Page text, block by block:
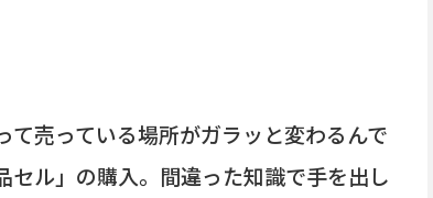
売っている場所がガラッと変わるんで
ル」の購入。間違った知識で手を出し